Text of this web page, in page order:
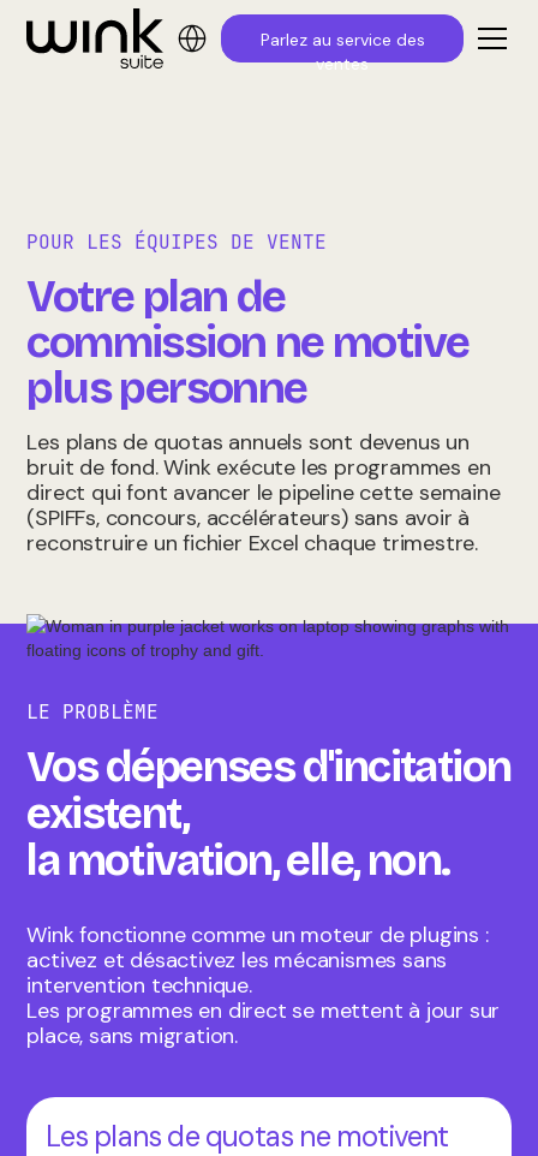
Parlez au service des
ventes
POUR LES ÉQUIPES DE VENTE
Votre plan de
commission ne motive
plus personne
Les plans de quotas annuels sont devenus un
bruit de fond. Wink exécute les programmes en
direct qui font avancer le pipeline cette semaine
(SPIFFs, concours, accélérateurs) sans avoir à
reconstruire un fichier Excel chaque trimestre.
LE PROBLÈME
Vos dépenses d'incitation
existent,
la motivation, elle, non.
Wink fonctionne comme un moteur de plugins :
activez et désactivez les mécanismes sans
intervention technique.
Les programmes en direct se mettent à jour sur
place, sans migration.
Les plans de quotas ne motivent